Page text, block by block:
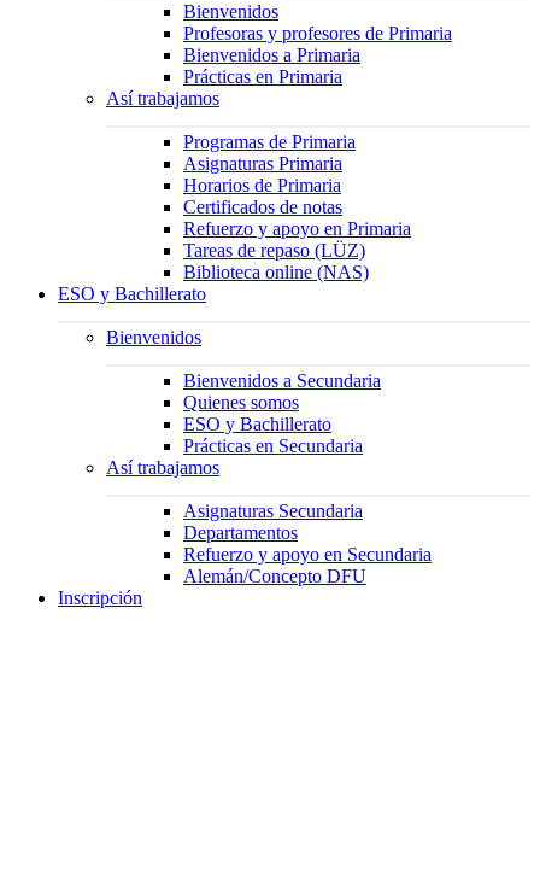
Bienvenidos
Profesoras y profesores de Primaria
Bienvenidos a Primaria
Prácticas en Primaria
Así trabajamos
Programas de Primaria
Asignaturas Primaria
Horarios de Primaria
Certificados de notas
Refuerzo y apoyo en Primaria
Tareas de repaso (LÜZ)
Biblioteca online (NAS)
ESO y Bachillerato
Bienvenidos
Bienvenidos a Secundaria
Quienes somos
ESO y Bachillerato
Prácticas en Secundaria
Así trabajamos
Asignaturas Secundaria
Departamentos
Refuerzo y apoyo en Secundaria
Alemán/Concepto DFU
Inscripción